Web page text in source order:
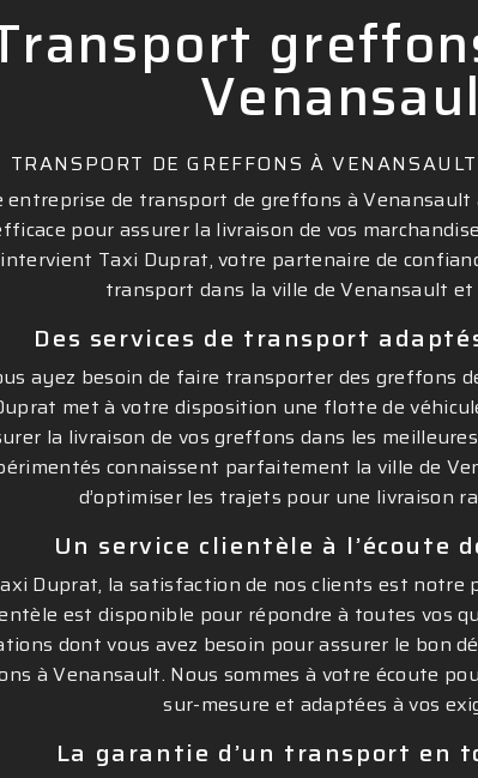
TRANSPORT DE GREFFONS À
entreprise de transport de greffons à Venansault
pour assurer la livraison de vos
Taxi Duprat, votre partenaire de
transport dans la ville de Venansault et
Des services de transport
ayez besoin de faire transporter des greffons
met à votre disposition une flotte de
la livraison de vos greffons dans les
connaissent parfaitement la ville de
d’optimiser les trajets pour une livraison
Un service clientèle à l’écoute
Duprat, la satisfaction de nos clients est notre
est disponible pour répondre à toutes vos
dont vous avez besoin pour assurer le bon
à Venansault. Nous sommes à votre écoute
sur-mesure et adaptées à vos
La garantie d’un transport en